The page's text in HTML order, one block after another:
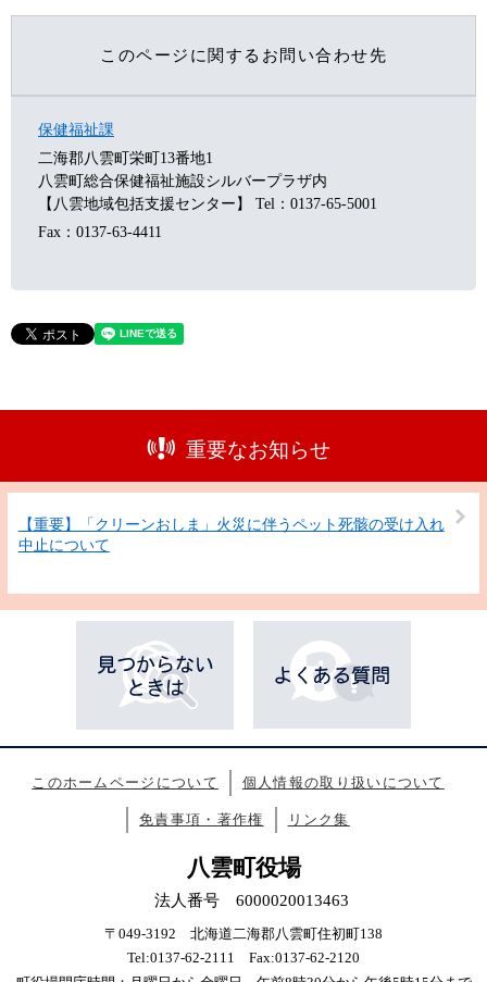
このページに関するお問い合わせ先
保健福祉課
二海郡八雲町栄町13番地1
八雲町総合保健福祉施設シルバープラザ内
【八雲地域包括支援センター】
Tel：0137-65-5001
Fax：0137-63-4411
重要なお知らせ
【重要】「クリーンおしま」火災に伴うペット死骸の受け入れ
中止について
このホームページについて 個人情報の取り扱いについて
免責事項・著作権 リンク集
八雲町役場
法人番号 6000020013463
〒049-3192 北海道二海郡八雲町住初町138
Tel:0137-62-2111 Fax:0137-62-2120